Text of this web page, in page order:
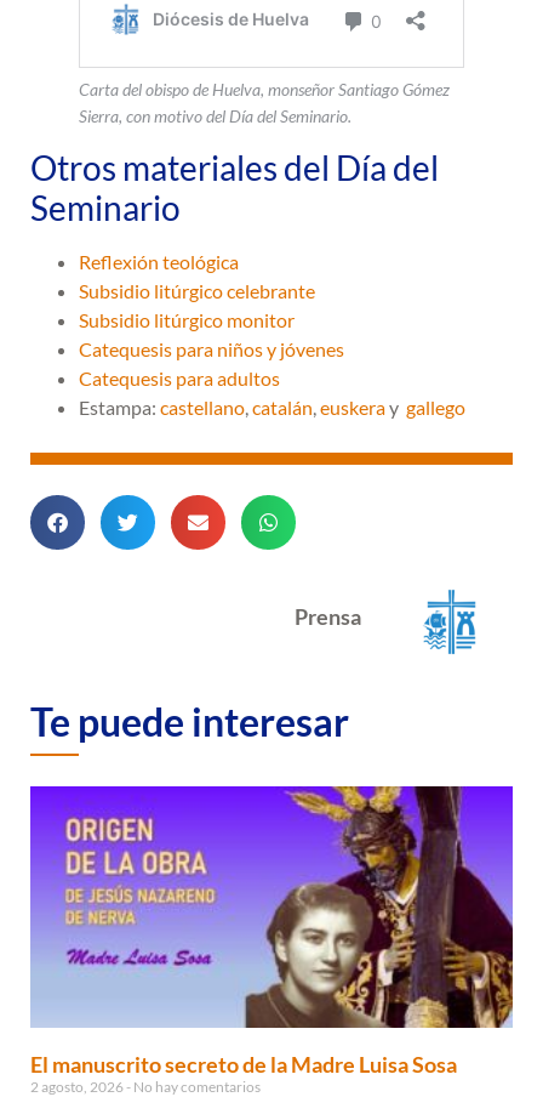
Carta del obispo de Huelva, monseñor Santiago Gómez
Sierra, con motivo del Día del Seminario.
Otros materiales del Día del
Seminario
Reflexión teológica
Subsidio litúrgico celebrante
Subsidio litúrgico monitor
Catequesis para niños y jóvenes
Catequesis para adultos
Estampa: castellano catalán euskeray gallego
Prensa
Te puede interesar
El manuscrito secreto de la Madre Luisa Sosa
2 agosto, 2026 No hay comentarios